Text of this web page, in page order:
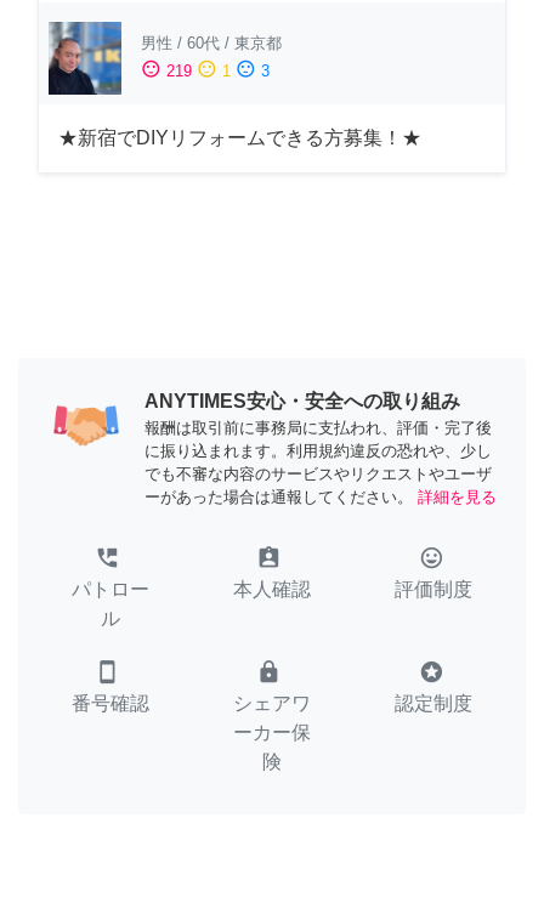
男性 / 60代 / 東京都
sentiment_satisfied 219 sentiment_neutral 1 sentiment_dissatisfied 3
★新宿でDIYリフォームできる方募集！★
ANYTIMES安心・安全への取り組み
報酬は取引前に事務局に支払われ、評価・完了後
に振り込まれます。利用規約違反の恐れや、少し
でも不審な内容のサービスやリクエストやユーザ
ーがあった場合は通報してください。
詳細を見る
perm_phone_msg
パトロー
ル
assignment_ind
本人確認
tag_faces
評価制度
smartphone
番号確認
lock
シェアワ
ーカー保
険
stars
認定制度